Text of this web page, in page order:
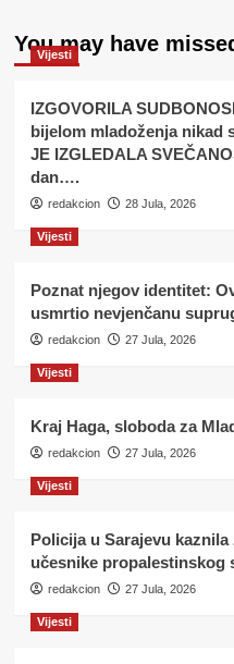
You may have
Vijesti
IZGOVORILA
bijelom mladoženja nikad
JE IZGLEDALA
dan….
redakcion 28 Jula, 2026
Vijesti
Poznat njegov identitet:
usmrtio nevjenčanu
redakcion 27 Jula, 2026
Vijesti
Kraj Haga, sloboda za
redakcion 27 Jula, 2026
Vijesti
Policija u Sarajevu
učesnike propalestinskog
redakcion 27 Jula, 2026
Vijesti